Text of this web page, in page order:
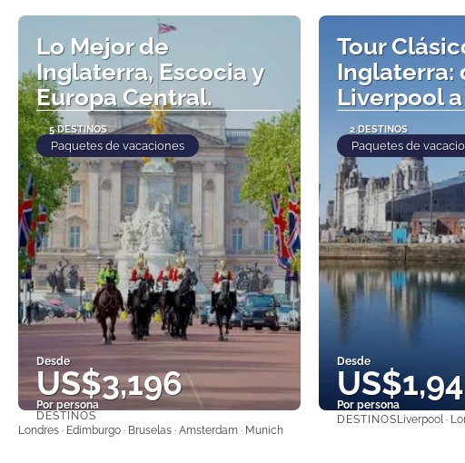
Lo Mejor de
Inglaterra, Escocia y
Europa Central.
5 DESTINOS
Paquetes de vacaciones
Desde
US$3,196
Por persona
Ver
DESTINOS
Londres · Edimburgo · Bruselas · Amsterdam · Munich
Tour
Inglaterra:
Liverpool
2 DESTINOS
Paquetes de
Desde
Por persona
DESTINOS Liverpool ·